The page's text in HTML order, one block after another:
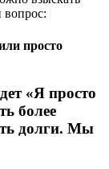
вопрос:
просто
«Я просто
более
долги. Мы